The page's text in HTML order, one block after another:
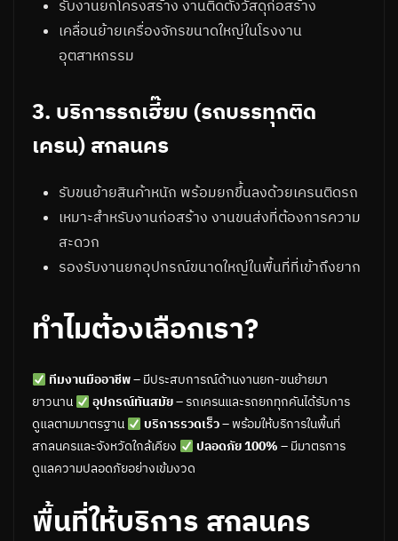
รับงานยกโครงสร้าง งานติดตั้งวัสดุก่อสร้าง
เคลื่อนย้ายเครื่องจักรขนาดใหญ่ในโรงงาน
อุตสาหกรรม
3. บริการรถเฮี๊ยบ (รถบรรทุกติด
เครน) สกลนคร
รับขนย้ายสินค้าหนัก พร้อมยกขึ้นลงด้วยเครนติดรถ
เหมาะสำหรับงานก่อสร้าง งานขนส่งที่ต้องการความ
สะดวก
รองรับงานยกอุปกรณ์ขนาดใหญ่ในพื้นที่ที่เข้าถึงยาก
ทำไมต้องเลือกเรา?
ทีมงานมืออาชีพ– มีประสบการณ์ด้านงานยก-ขนย้ายมา
ยาวนาน
อุปกรณ์ทันสมัย– รถเครนและรถยกทุกคันได้รับการ
ดูแลตามมาตรฐาน
บริการรวดเร็ว– พร้อมให้บริการในพื้นที่
สกลนครและจังหวัดใกล้เคียง
ปลอดภัย 100% – มีมาตรการ
ดูแลความปลอดภัยอย่างเข้มงวด
พื้นที่ให้บริการ สกลนคร